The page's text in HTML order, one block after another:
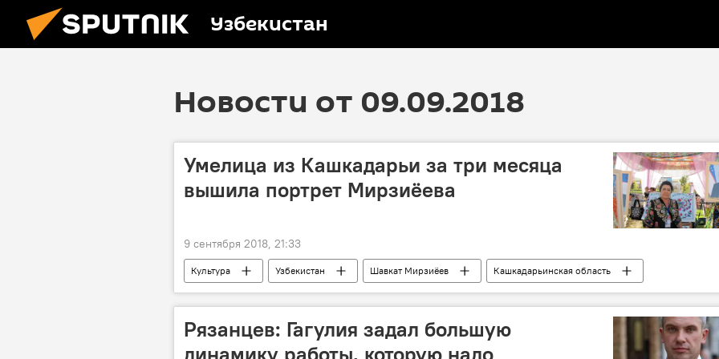
Узбекистан
Новости от 09.09.2018
Умелица из Кашкадарьи за три месяца
вышила портрет Мирзиёева
9 сентября 2018, 21:33
Культура Узбекистан Шавкат Мирзиёев
Кашкадарьинская область
Шахрисабз
Рязанцев: Гагулия задал большую